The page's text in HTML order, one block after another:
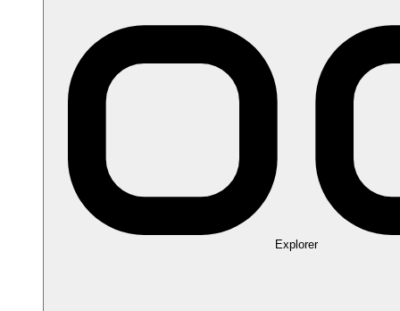
Explorer